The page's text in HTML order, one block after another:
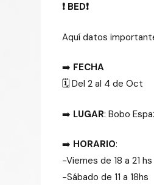
❗ BED❗
Aquí datos
➡️ FECHA
🗓️ Del 2 al 4 de Oct
➡️ LUGAR: Bobo
➡️ HORARIO:
-Viernes de 18 a 21
-Sábado de 11 a 18hs